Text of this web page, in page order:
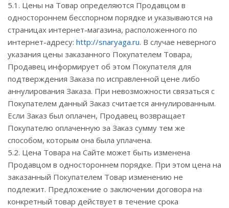
5.1. Цены на Товар определяются Продавцом в
одностороннем бесспорном порядке и указываются на
страницах интернет-магазина, расположенного по
интернет-адресу: http://snaryaga.ru. В случае неверного
указания цены заказанного Покупателем Товара,
Продавец информирует об этом Покупателя для
подтверждения Заказа по исправленной цене либо
аннулирования Заказа. При невозможности связаться с
Покупателем данный Заказ считается аннулированным.
Если Заказ был оплачен, Продавец возвращает
Покупателю оплаченную за Заказ сумму тем же
способом, которым она была уплачена.
5.2. Цена Товара на Сайте может быть изменена
Продавцом в одностороннем порядке. При этом цена на
заказанный Покупателем Товар изменению не
подлежит. Предложение о заключении договора на
конкретный товар действует в течение срока